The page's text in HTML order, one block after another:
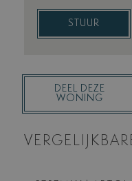
STUUR
DEEL DEZE
WONING